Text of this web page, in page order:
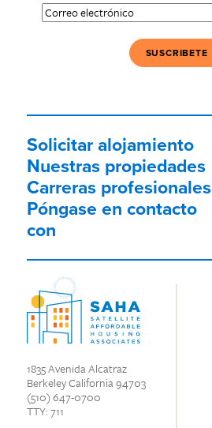
1835 Avenida Alcatraz
Berkeley California 94703
(510) 647-0700
TTY: 711
Correo
electrónico(Obligatorio)
Solicitar alojamiento
Nuestras propiedades
Carreras profesionales
Póngase en contacto
con